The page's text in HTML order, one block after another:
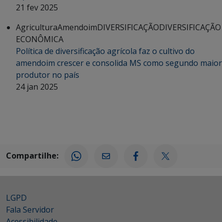
21 fev 2025
AgriculturaAmendoimDIVERSIFICAÇÃODIVERSIFICAÇÃO
ECONÔMICA
Política de diversificação agrícola faz o cultivo do
amendoim crescer e consolida MS como segundo maior
produtor no país
24 jan 2025
Compartilhe:
LGPD
Fala Servidor